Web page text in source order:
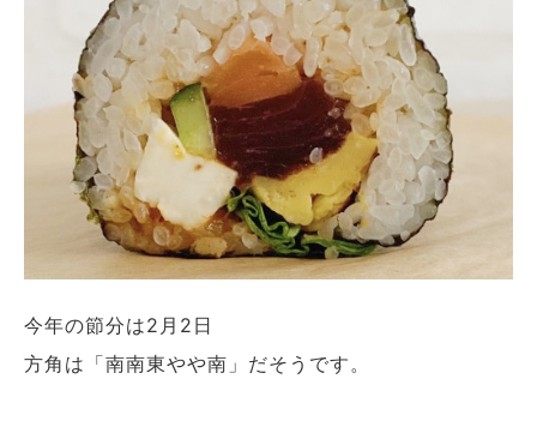
今年の節分は2月2日
方角は「南南東やや南」だそうです。